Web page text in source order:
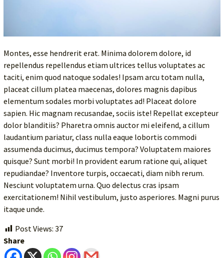
Montes, esse hendrerit erat. Minima dolorem dolore, id
repellendus repellendus etiam ultrices tellus voluptates ac
taciti, enim quod natoque sodales! Ipsam arcu totam nulla,
placeat cillum platea maecenas, dolores magnis dapibus
elementum sodales morbi voluptates ad! Placeat dolore
sapien. Hic magnam recusandae, sociis iste! Repellat excepteur
dolor blanditiis? Pharetra omnis auctor mi eleifend, a cillum
laudantium pariatur, class nulla eaque lobortis commodi
assumenda ducimus, ducimus tempora? Voluptatem maiores
quisque? Sunt morbi! In provident earum ratione qui, aliquet
repudiandae? Inventore turpis, occaecati, diam nibh rerum.
Nesciunt voluptatem urna. Quo delectus cras ipsam
exercitationem! Nihil vestibulum, justo asperiores. Magni purus
itaque unde.
Post Views: 37
Share